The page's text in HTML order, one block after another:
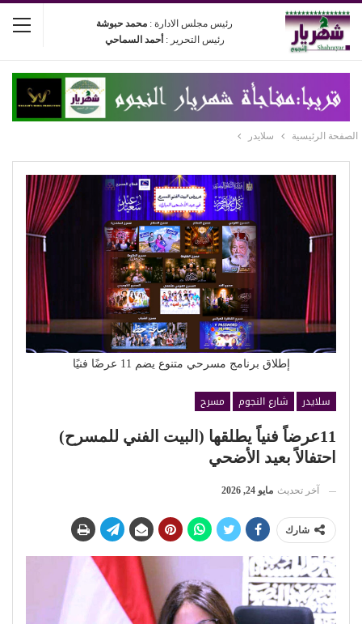
رئيس مجلس الادارة : محمد حبوشة
رئيس التحرير : أحمد السماحي
الصفحة الرئيسية سلايدر
إطلاق برنامج مسرحي متنوع يضم 11 عرضًا فنيًا
سلايدر شارع النجوم
مسرح
11عرضاً فنياً يطلقها (البيت الفني للمسرح)
احتفالاً بعيد الأضحي
آخر تحديث مايو 24, 2026
شارك